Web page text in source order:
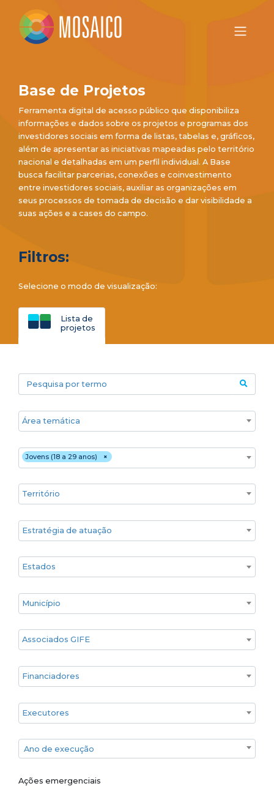
Base de Projetos
Ferramenta digital de acesso público que disponibiliza
informações e dados sobre os projetos e programas dos
investidores sociais em forma de listas, tabelas e, gráficos,
além de apresentar as iniciativas mapeadas pelo território
nacional e detalhadas em um perfil individual. A Base
busca facilitar parcerias, conexões e coinvestimento
entre investidores sociais, auxiliar as organizações em
seus processos de tomada de decisão e dar visibilidade a
suas ações e a cases do campo.
Filtros:
Selecione o modo de visualização:
Lista de
projetos
Pesquisa por termo
Áreas temáticas
Público ×
Jovens (18 a 29 anos)
Territórios
Estratégia de atuação
Estado
Cidade
Associados GIFE
Financiadores
Executores
Ano de execução
Ano de execução
Ações emergenciais